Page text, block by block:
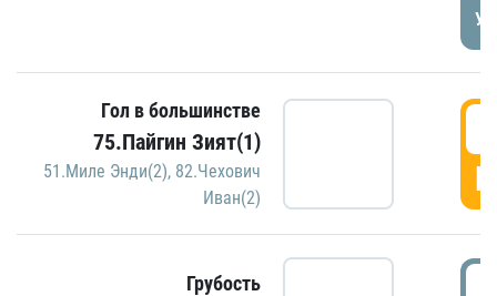
Гол в большинстве
75.Пайгин Зият(1)
51.Миле Энди(2), 82.Чехович
Иван(2)
Грубость